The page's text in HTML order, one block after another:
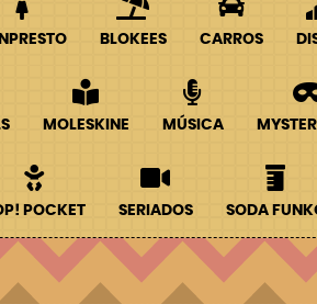
BLOKEES CARROS
MOLESKINE MÚSICA
POCKET SERIADOS SODA